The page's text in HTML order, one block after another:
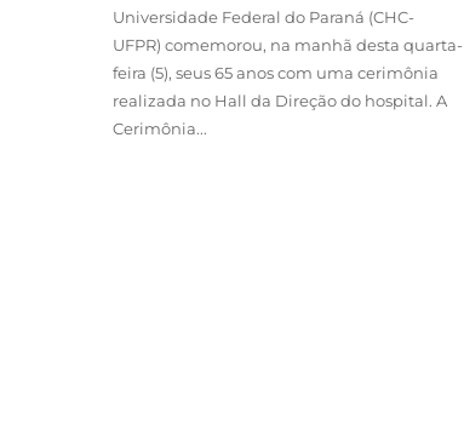
Universidade Federal do Paraná (CHC-
UFPR) comemorou, na manhã desta quarta-
feira (5), seus 65 anos com uma cerimônia
realizada no Hall da Direção do hospital. A
Cerimônia...